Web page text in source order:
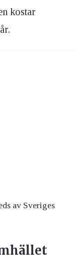
kostar
av Sveriges